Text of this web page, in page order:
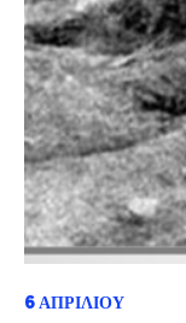
6 ΑΠΡΙΛΊΟΥ